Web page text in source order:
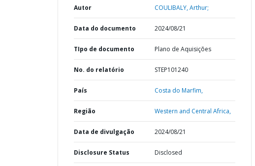
Autor COULIBALY, Arthur;
Data do documento 2024/08/21
TIpo de documento Plano de Aquisições
No. do relatório STEP101240
País Costa do Marfim,
Região Western and Central Africa,
Data de divulgação 2024/08/21
Disclosure Status Disclosed